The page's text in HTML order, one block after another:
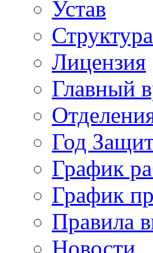
Устав
Структура
Лицензия
Главный
Год
График
График
Правила